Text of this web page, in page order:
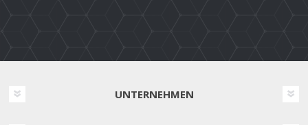
UNTERNEHMEN